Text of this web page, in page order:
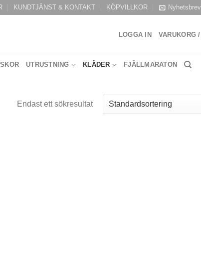
KUNDTJÄNST & KONTAKT KÖPVILLKOR Nyhetsbrev
LOGGA IN VARUKORG /
UTRUSTNING KLÄDER FJÄLLMARATON
Endast ett sökresultat